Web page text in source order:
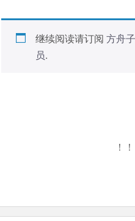
继续阅读请订阅 方舟
员.
！